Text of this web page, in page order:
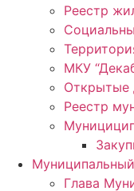
Реестр
МКУ
Открытые
Реестр
Глава